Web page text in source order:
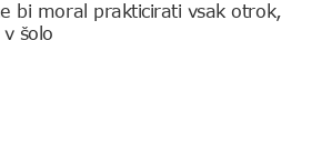
bi moral prakticirati vsak otrok,
šolo